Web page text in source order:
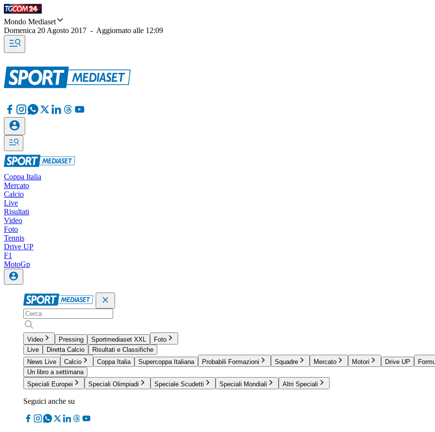
Mondo Mediaset
Domenica 20 Agosto 2017 - Aggiornato alle 12:09
Coppa Italia
Mercato
Calcio
Live
Risultati
Video
Foto
Tennis
Drive UP
F1
MotoGp
Video Pressing Sportmediaset XXL
Foto
Live
Diretta Calcio
Risultati e Classifiche
News Live
Calcio Coppa Italia Supercoppa Italiana Probabili Formazioni Squadre Mercato Motori Drive UP
Un libro a settimana
Speciali Europei
Speciali Olimpiadi Speciale Scudetti Speciali Mondiali Altri Speciali
Seguici anche su